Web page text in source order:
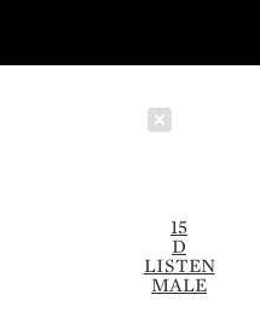
15
D
LISTEN
MALE